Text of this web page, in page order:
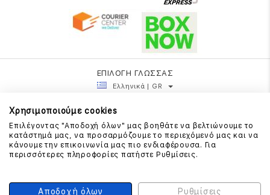
ΕΠΙΛΟΓΗ ΓΛΩΣΣΑΣ
Ελληνικά | GR
Χρησιμοποιούμε cookies
Επιλέγοντας "Αποδοχή όλων" μας βοηθάτε να βελτιώνουμε το
κατάστημά μας, να προσαρμόζουμε το περιεχόμενό μας και να
κάνουμε την επικοινωνία μας πιο ενδιαφέρουσα. Για
περισσότερες πληροφορίες πατήστε Ρυθμίσεις.
Αποδοχή όλων Ρυθμίσεις